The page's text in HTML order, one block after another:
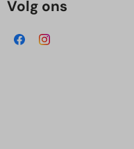
Volg ons